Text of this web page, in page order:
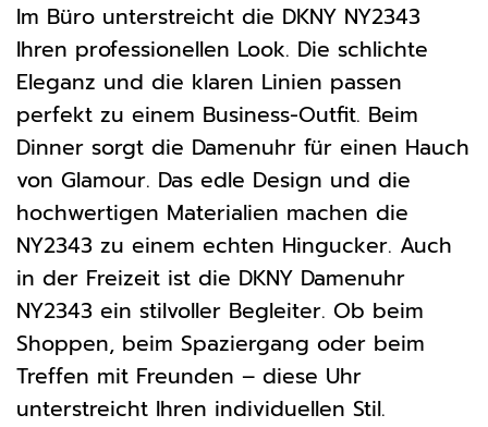
Im Büro unterstreicht die DKNY NY2343
Ihren professionellen Look. Die schlichte
Eleganz und die klaren Linien passen
perfekt zu einem Business-Outfit. Beim
Dinner sorgt die Damenuhr für einen Hauch
von Glamour. Das edle Design und die
hochwertigen Materialien machen die
NY2343 zu einem echten Hingucker. Auch
in der Freizeit ist die DKNY Damenuhr
NY2343 ein stilvoller Begleiter. Ob beim
Shoppen, beim Spaziergang oder beim
Treffen mit Freunden – diese Uhr
unterstreicht Ihren individuellen Stil.